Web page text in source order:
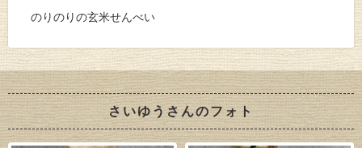
のりのりの玄米せんべい
さいゆうさんのフォト